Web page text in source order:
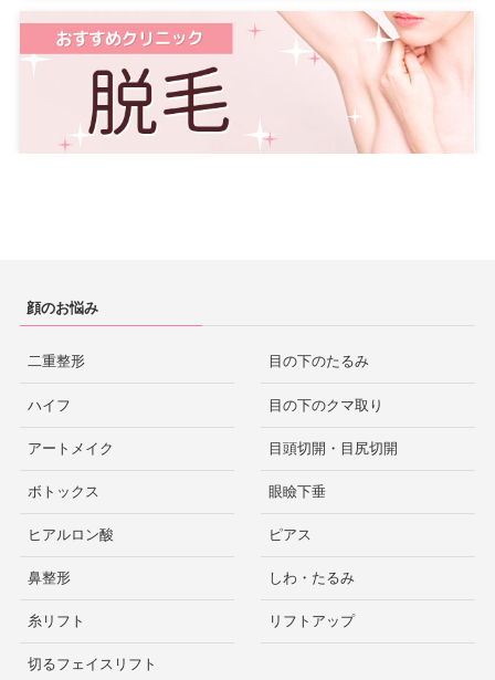
顔のお悩み
二重整形
ハイフ
アートメイク
ボトックス
ヒアルロン酸
鼻整形
糸リフト
切るフェイスリフト
目の下のたるみ
目の下のクマ取り
目頭切開・目尻切開
眼瞼下垂
ピアス
しわ・たるみ
リフトアップ